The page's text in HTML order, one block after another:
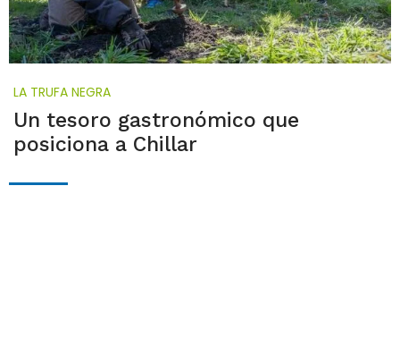
LA TRUFA NEGRA
Un tesoro gastronómico que
posiciona a Chillar